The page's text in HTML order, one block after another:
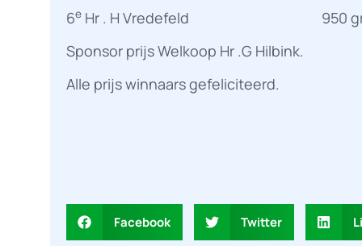
6e Hr . H Vredefeld 950
Sponsor prijs Welkoop Hr .G Hilbink.
Alle prijs winnaars gefeliciteerd.
Facebook Twitter